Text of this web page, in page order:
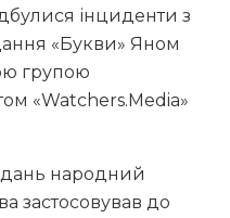
інциденти з
«Букви» Яном
групою
«Watchers.Media»
народний
застосовував до